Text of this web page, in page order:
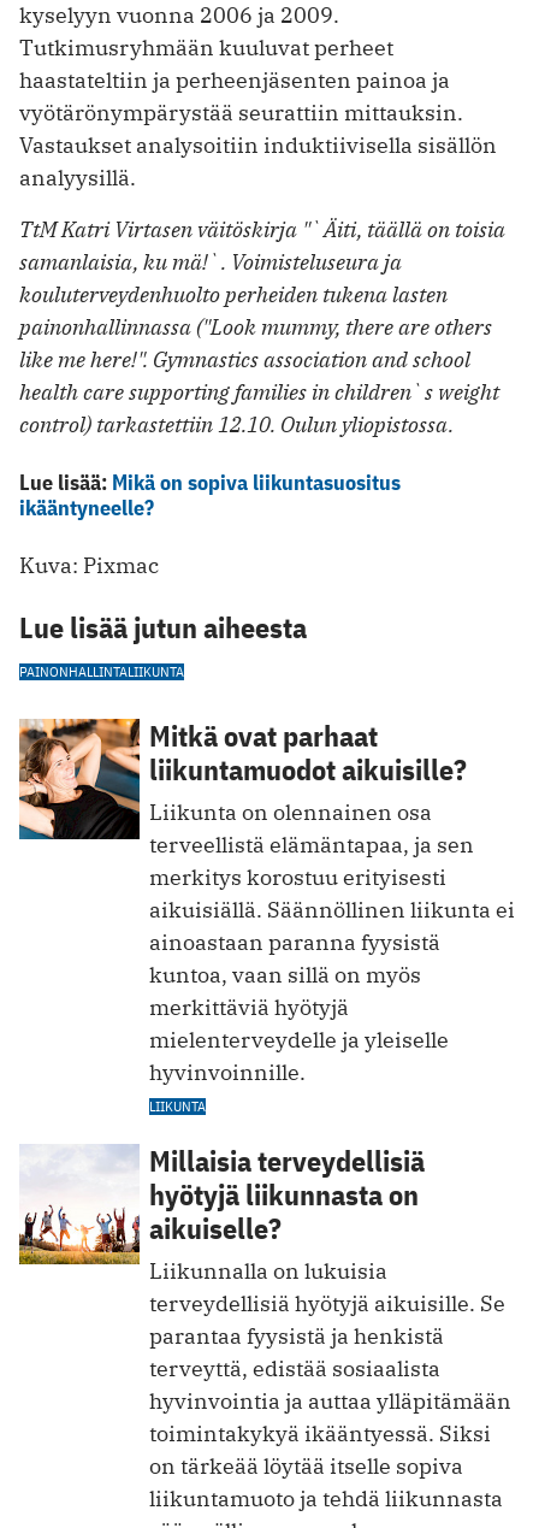
kyselyyn vuonna 2006 ja 2009.
Tutkimusryhmään kuuluvat perheet
haastateltiin ja perheenjäsenten painoa ja
vyötärönympärystää seurattiin mittauksin.
Vastaukset analysoitiin induktiivisella sisällön
analyysillä.
TtM Katri Virtasen väitöskirja "`Äiti, täällä on toisia
samanlaisia, ku mä!`. Voimisteluseura ja
kouluterveydenhuolto perheiden tukena lasten
painonhallinnassa ("Look mummy, there are others
like me here!". Gymnastics association and school
health care supporting families in children`s weight
control) tarkastettiin 12.10. Oulun yliopistossa.
Lue lisää: Mikä on sopiva liikuntasuositus
ikääntyneelle?
Kuva: Pixmac
Lue lisää jutun aiheesta
PAINONHALLINTALIIKUNTA
Mitkä ovat parhaat
liikuntamuodot aikuisille?
Liikunta on olennainen osa
terveellistä elämäntapaa, ja sen
merkitys korostuu erityisesti
aikuisiällä. Säännöllinen liikunta ei
ainoastaan paranna fyysistä
kuntoa, vaa n sillä on myös
merkittäviä hyötyjä
mielenterveydelle ja yleiselle
hyvinvoinnille.
LIIKUNTA
Millaisia terveydellisiä
hyötyjä liikunnasta on
aikuiselle?
Liikunnalla on lukuisia
terveydellisiä hyötyjä aikuisille. Se
parantaa fyysistä ja henkistä
terveyttä, edistää sosiaalista
hyvinvointia ja auttaa ylläpitämään
toimintakykyä ikääntyessä. Siksi
on tärkeää löytää itselle sopiva
liikuntamuoto ja tehdä liikunnasta